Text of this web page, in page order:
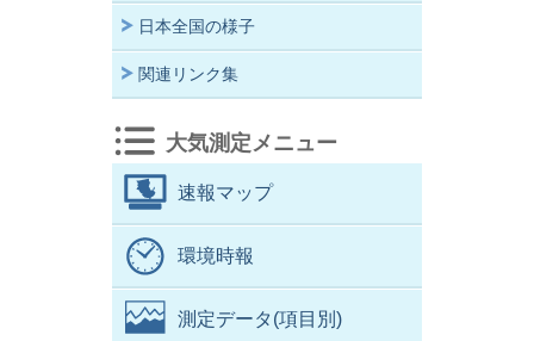
日本全国の様子
関連リンク集
大気測定メニュー
速報マップ
環境時報
測定データ(項目別)